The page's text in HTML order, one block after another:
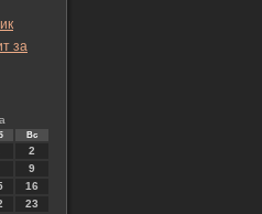
за
Вс
2
9
16
23